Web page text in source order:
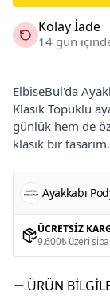
Kolay İade
14 gün
ElbiseBul'da
Klasik Topuklu
günlük hem de
klasik bir tasarım.
Ayakkabı
ÜCRETSIZ
9.600₺ üzeri
ÜRÜN